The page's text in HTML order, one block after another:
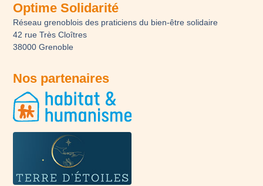
Optime Solidarité
Réseau grenoblois des praticiens du bien-être solidaire
42 rue Très Cloîtres
38000 Grenoble
Nos partenaires